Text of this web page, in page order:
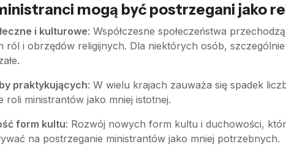
mogą być postrzegani jako
i kulturowe: Współczesne społeczeństwa
ról i obrzędów religijnych. Dla niektórych osób,
praktykujących: W wielu krajach zauważa się spadek
roli ministrantów jako mniej istotnej.
form kultu: Rozwój nowych form kultu i duchowości,
na postrzeganie ministrantów jako mniej potrzebnych.